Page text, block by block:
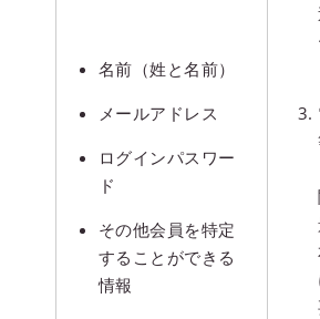
名前（姓と名前）
メールアドレス
ログインパスワー
ド
その他会員を特定
することができる
情報